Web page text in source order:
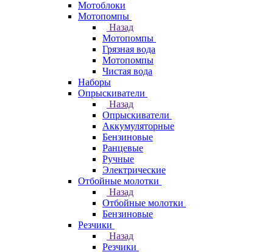
Мотоблоки
Мотопомпы
Назад
Мотопомпы
Грязная вода
Мотопомпы
Чистая вода
Наборы
Опрыскиватели
Назад
Опрыскиватели
Аккумуляторные
Бензиновые
Ранцевые
Ручные
Электрические
Отбойные молотки
Назад
Отбойные молотки
Бензиновые
Резчики
Назад
Резчики